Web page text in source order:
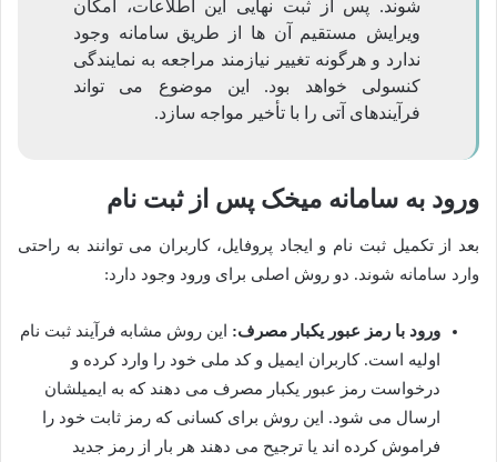
شوند. پس از ثبت نهایی این اطلاعات، امکان
ویرایش مستقیم آن ها از طریق سامانه وجود
ندارد و هرگونه تغییر نیازمند مراجعه به نمایندگی
کنسولی خواهد بود. این موضوع می تواند
فرآیندهای آتی را با تأخیر مواجه سازد.
ورود به سامانه میخک پس از ثبت نام
بعد از تکمیل ثبت نام و ایجاد پروفایل، کاربران می توانند به راحتی
وارد سامانه شوند. دو روش اصلی برای ورود وجود دارد:
ورود با رمز عبور یکبار مصرف: این روش مشابه فرآیند ثبت نام
اولیه است. کاربران ایمیل و کد ملی خود را وارد کرده و
درخواست رمز عبور یکبار مصرف می دهند که به ایمیلشان
ارسال می شود. این روش برای کسانی که رمز ثابت خود را
فراموش کرده اند یا ترجیح می دهند هر بار از رمز جدید